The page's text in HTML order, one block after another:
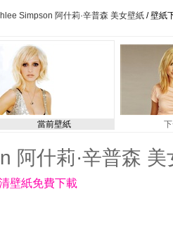
Simpson 阿什莉·辛普森 美女壁紙 / 壁紙
當前壁紙
阿什莉·辛普森
壁紙免費下載